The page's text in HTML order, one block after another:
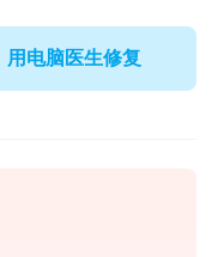
用电脑医生修复